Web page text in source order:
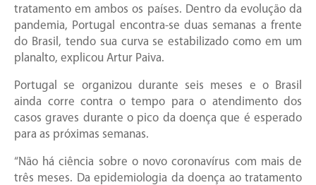
tratamento em ambos os países. Dentro da evolução da
pandemia, Portugal encontra-se duas semanas a frente
do Brasil, tendo sua curva se estabilizado como em um
planalto, explicou Artur Paiva.
Portugal se organizou durante seis meses e o Brasil
ainda corre contra o tempo para o atendimento dos
casos graves durante o pico da doença que é esperado
para as próximas semanas.
“Não há ciência sobre o novo coronavírus com mais de
três meses. Da epidemiologia da doença ao tratamento